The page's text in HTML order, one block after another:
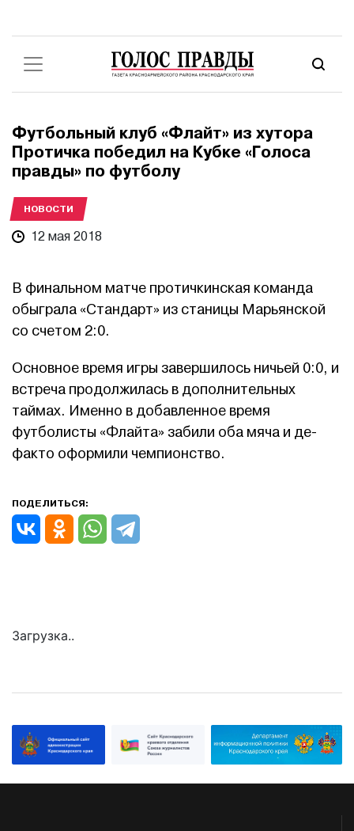
Футбольный клуб «Флайт» из хутора
Протичка победил на Кубке «Голоса
правды» по футболу
НОВОСТИ
12 мая 2018
В финальном матче протичкинская команда
обыграла «Стандарт» из станицы Марьянской
со счетом 2:0.
Основное время игры завершилось ничьей 0:0, и
встреча продолжилась в дополнительных
таймах. Именно в добавленное время
футболисты «Флайта» забили оба мяча и де-
факто оформили чемпионство.
ПОДЕЛИТЬСЯ:
Загрузка..